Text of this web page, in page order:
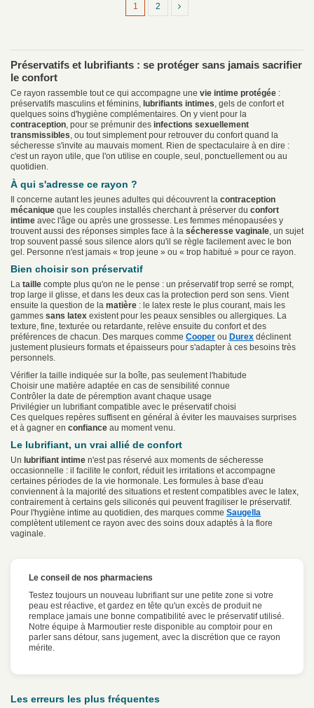
1 2
Préservatifs et lubrifiants : se protéger sans jamais sacrifier
le confort
Ce rayon rassemble tout ce qui accompagne une vie intime protégée :
préservatifs masculins et féminins, lubrifiants intimes, gels de confort et
quelques soins d'hygiène complémentaires. On y vient pour la
contraception, pour se prémunir des infections sexuellement
transmissibles, ou tout simplement pour retrouver du confort quand la
sécheresse s'invite au mauvais moment. Rien de spectaculaire à en dire :
c'est un rayon utile, que l'on utilise en couple, seul, ponctuellement ou au
quotidien.
À qui s'adresse ce rayon ?
Il concerne autant les jeunes adultes qui découvrent la contraception
mécanique que les couples installés cherchant à préserver du confort
intime avec l'âge ou après une grossesse. Les femmes ménopausées y
trouvent aussi des réponses simples face à la sécheresse vaginale , un sujet
trop souvent passé sous silence alors qu'il se règle facilement avec le bon
gel. Personne n'est jamais « trop jeune » ou « trop habitué » pour ce rayon.
Bien choisir son préservatif
La taille compte plus qu'on ne le pense : un préservatif trop serré se rompt,
trop large il glisse, et dans les deux cas la protection perd son sens. Vient
ensuite la question de la matière : le latex reste le plus courant, mais les
gammes sans latex existent pour les peaux sensibles ou allergiques. La
texture, fine, texturée ou retardante, relève ensuite du confort et des
préférences de chacun. Des marques comme Cooper ou Durex déclinent
justement plusieurs formats et épaisseurs pour s'adapter à ces besoins très
personnels.
Vérifier la taille indiquée sur la boîte, pas seulement l'habitude
Choisir une matière adaptée en cas de sensibilité connue
Contrôler la date de péremption avant chaque usage
Privilégier un lubrifiant compatible avec le préservatif choisi
Ces quelques repères suffisent en général à éviter les mauvaises surprises
et à gagner en confiance au moment venu.
Le lubrifiant, un vrai allié de confort
Un lubrifiant intime n'est pas réservé aux moments de sécheresse
occasionnelle : il facilite le confort, réduit les irritations et accompagne
certaines périodes de la vie hormonale. Les formules à base d'eau
conviennent à la majorité des situations et restent compatibles avec le latex,
contrairement à certains gels siliconés qui peuvent fragiliser le préservatif.
Pour l'hygiène intime au quotidien, des marques comme Saugella
complètent utilement ce rayon avec des soins doux adaptés à la flore
vaginale.
Le conseil de nos pharmaciens
Testez toujours un nouveau lubrifiant sur une petite zone si votre
peau est réactive, et gardez en tête qu'un excès de produit ne
remplace jamais une bonne compatibilité avec le préservatif utilisé.
Notre équipe à Marmoutier reste disponible au comptoir pour en
parler sans détour, sans jugement, avec la discrétion que ce rayon
mérite.
Les erreurs les plus fréquentes